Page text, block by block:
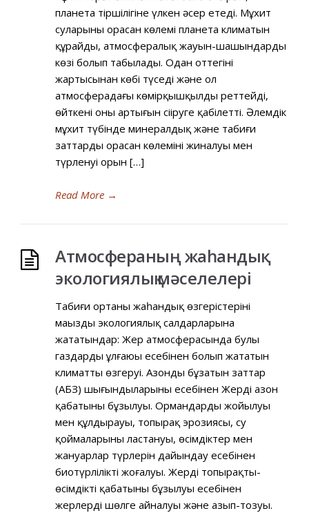
планета тіршілігіне үлкен әсер етеді. Мұхит
суларының орасан көлемі планета климатын
құрайды, атмосфералық жауын-шашындардың
көзі болып табылады. Одан оттегінің
жартысынан көбі түседі және ол
атмосферадағы көмірқышқылды реттейді,
өйткені оның артығын сіңіруге қабілетті. Әлемдік
мұхит түбінде минералдық және табиғи
заттардың орасан көлемінің жиналуы мен
түрленуі орын […]
Read More →
Атмосфераның жаһандық
экологиялық мәселелері
Табиғи ортаның жаһандық өзгерістерінің
маңызды экологиялық салдарларына
жататындар: Жер атмосферасында булы
газдардың ұлғаюы есебінен болып жататын
климаттың өзгеруі. Азонды бұзатын заттар
(АБЗ) шығындыларының есебінен Жердің азон
қабатының бұзылуы. Ормандардың жойылуы
мен құлдырауы, топырақ эрозиясы, су
қоймаларының ластануы, өсімдіктер мен
жануарлар түрлерін дайындау есебінен
биотүрліліктің жоғалуы. Жердің топырақты-
өсімдікті қабатының бұзылуы есебінен
жерлердің шөлге айналуы және азып-тозуы.